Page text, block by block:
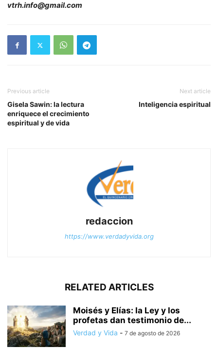
vtrh.info@gmail.com
Previous article
Gisela Sawin: la lectura
enriquece el crecimiento
espiritual y de vida
Next article
Inteligencia espiritual
redaccion
https://www.verdadyvida.org
RELATED ARTICLES
Moisés y Elías: la Ley y los
profetas dan testimonio de...
Verdad y Vida - 7 de agosto de 2026